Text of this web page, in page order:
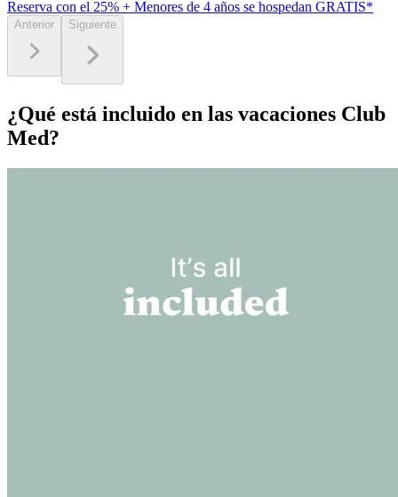
Reserva con el 25% + Menores de 4 años se hospedan GRATIS*
Anterior Siguiente
¿Qué está incluido en las vacaciones Club
Med?